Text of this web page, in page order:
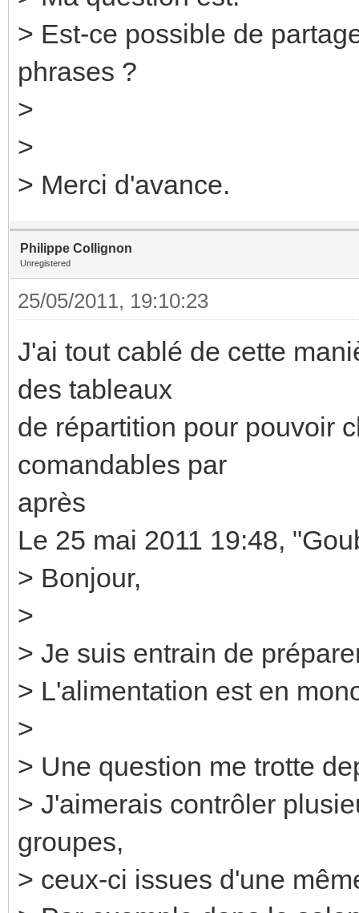
> Est-ce possible de
phrases ?
>
>
> Merci d'avance.
Philippe Collignon
Unregistered
25/05/2011, 19:10:23
J'ai tout cablé de cette
des tableaux
de répartition pour pouvoir
comandables par
après
Le 25 mai 2011 19:48,
> Bonjour,
>
> Je suis entrain de
> L'alimentation est en
>
> Une question me trotte
> J'aimerais contrôler
groupes,
> ceux-ci issues d'une